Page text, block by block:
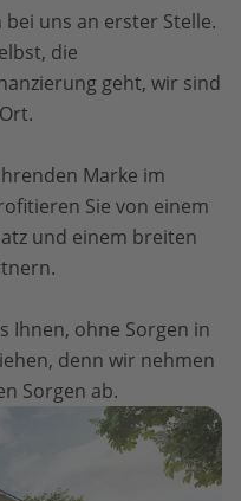
uns an erster Stelle.
die
geht, wir sind
Marke im
Sie von einem
und einem breiten
Ihnen, ohne Sorgen in
denn wir nehmen
Sorgen ab.